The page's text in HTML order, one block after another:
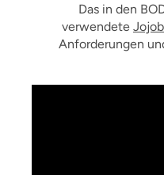
Das in den
verwendete
Anforderungen